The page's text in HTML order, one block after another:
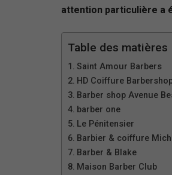
attention particulière a
Table des matières
Saint Amour Barbers
HD Coiffure
Barber shop Avenue
barber one
Le Pénitensier
Barbier & coiffure
Barber & Blake
Maison Barber Club